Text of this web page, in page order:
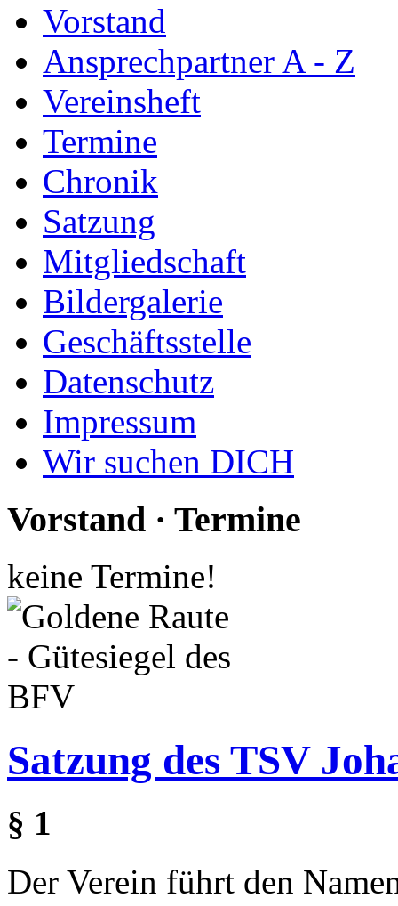
Vorstand
Ansprechpartner A - Z
Vereinsheft
Termine
Chronik
Satzung
Mitgliedschaft
Bildergalerie
Geschäftsstelle
Datenschutz
Impressum
Wir suchen DICH
Vorstand · Termine
keine Termine!
Satzung des TSV
§ 1
Der Verein führt den